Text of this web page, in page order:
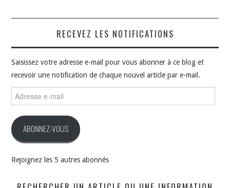
RECEVEZ LES NOTIFICATIONS
Saisissez votre adresse e-mail pour vous abonner à ce blog et
recevoir une notification de chaque nouvel article par e-mail.
e-
ABONNEZ-VOUS
Rejoignez les 5 autres abonnés